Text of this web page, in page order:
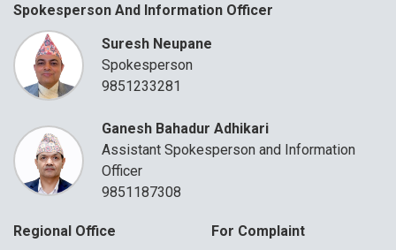
Spokesperson And Information Officer
Suresh Neupane
Spokesperson
9851233281
Ganesh Bahadur Adhikari
Assistant Spokesperson and Information
Officer
9851187308
Regional Office For Complaint